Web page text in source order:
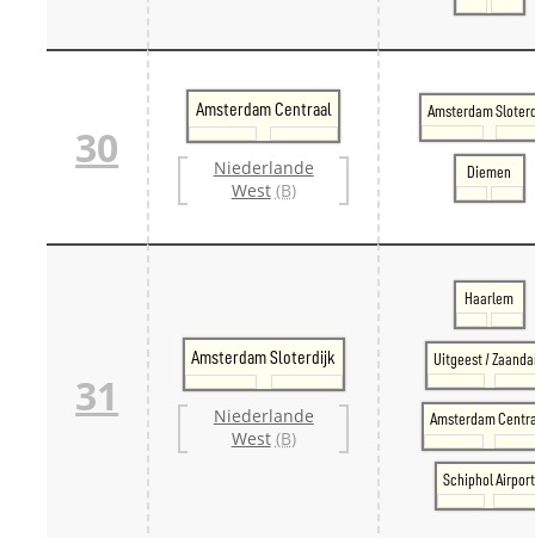
30
Amsterdam Centraal
Niederlande
West (B)
Amsterdam
Diemen
31
Amsterdam Sloterdijk
Niederlande
West (B)
Haarlem
Uitgeest /
Amsterdam
Schiphol Airport